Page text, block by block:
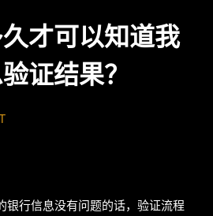
才可以知道我
证结果？
银行信息没有问题的话，验证流程